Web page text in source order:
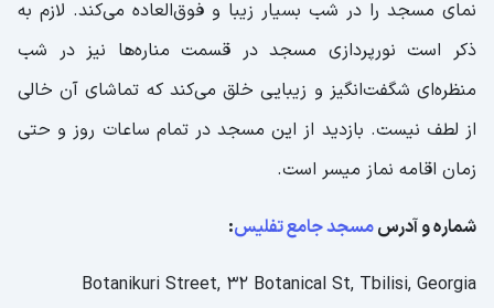
نمای مسجد را در شب بسیار زیبا و فوق‌العاده می‌کند. لازم به
ذکر است نورپردازی مسجد در قسمت مناره‌ها نیز در شب
منظره‌ای شگفت‌انگیز و زیبایی خلق می‌کند که تماشای آن خالی
از لطف نیست. بازدید از این مسجد در تمام ساعات روز و حتی
زمان اقامه نماز میسر است.
شماره و آدرسمسجد جامع تفلیس:
Botanikuri Street, 32 Botanical St, Tbilisi, Georgia